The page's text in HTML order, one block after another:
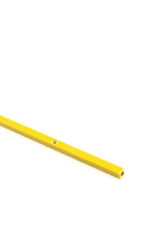
상세페이지참조